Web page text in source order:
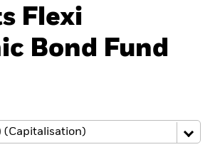
Flexi
Bond Fund